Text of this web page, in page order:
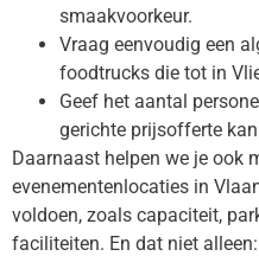
smaakvoorkeur.
Vraag eenvoudig een
foodtrucks die tot in
Geef het aantal
gerichte prijsofferte
Daarnaast helpen we je ook
evenementenlocaties in
voldoen, zoals capaciteit,
faciliteiten. En dat niet